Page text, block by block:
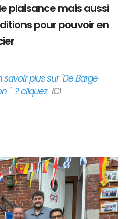
plaisance mais aussi
pour pouvoir en
plus sur "De Barge
" ? cliquez ICI